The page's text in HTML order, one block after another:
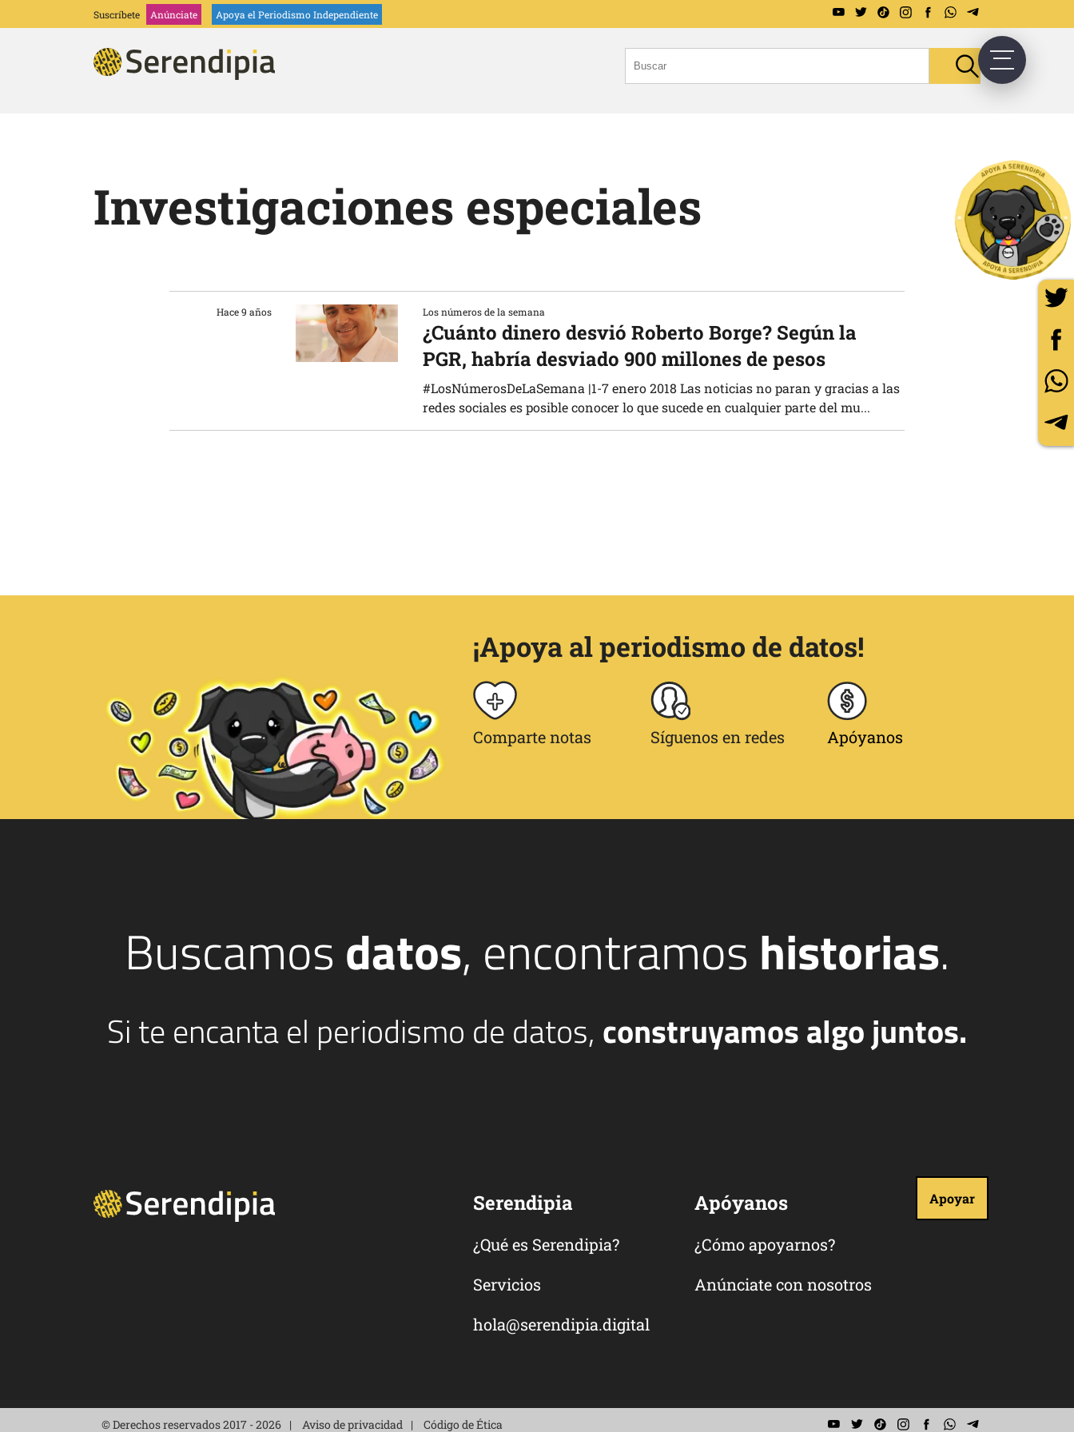
Suscríbete Anúnciate Apoya el Periodismo Independiente
Investigaciones especiales
Hace 9 años Los números de la semana
¿Cuánto dinero desvió Roberto Borge? Según la
PGR, habría desviado 900 millones de pesos
#LosNúmerosDeLaSemana |1-7 enero 2018 Las noticias no paran y gracias a las
redes sociales es posible conocer lo que sucede en cualquier parte del mu...
¡Apoya al periodismo de datos!
Comparte notas Síguenos en redes Apóyanos
Buscamosdatos, encontramos historias.
Si te encanta el periodismo de datos, construyamos algo juntos.
Serendipia
¿Qué es Serendipia?
Servicios
hola@serendipia.digital
Apóyanos
¿Cómo apoyarnos?
Anúnciate con nosotros
Apoyar
© Derechos reservados 2017 - 2026 Aviso de privacidad Código de Ética